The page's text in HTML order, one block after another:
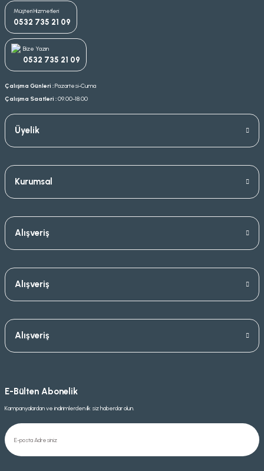
Müşteri Hizmetleri
0532 735 21 09
Bize Yazın
0532 735 21 09
Çalışma Günleri :Pazartesi-Cuma
Çalışma Saatleri :09.00-18.00
Üyelik
Kurumsal
Alışveriş
Alışveriş
Alışveriş
E-Bülten Abonelik
Kampanyalardan ve indirimlerden ilk siz haberdar olun.